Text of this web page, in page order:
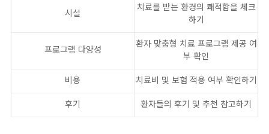
시설
치료를 받는 환경의 쾌적함을 체크
하기
프로그램 다양성
환자 맞춤형 치료 프로그램 제공 여
부 확인
비용
치료비 및 보험 적용 여부 확인하기
후기
환자들의 후기 및 추천 참고하기